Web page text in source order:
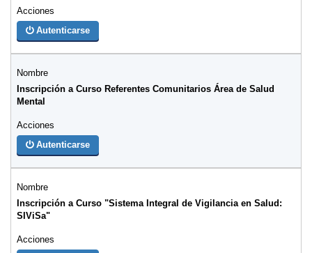
Autenticarse
Inscripción a Curso Referentes Comunitarios Área de Salud
Mental
Autenticarse
Inscripción a Curso "Sistema Integral de Vigilancia en Salud:
SIViSa"